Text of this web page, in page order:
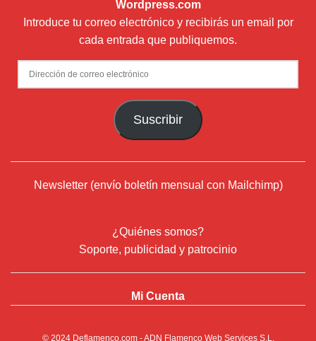
Wordpress.com
Introduce tu correo electrónico y recibirás un email por
cada entrada que publiquemos.
Dirección
de
Suscribir
Newsletter (envío boletín mensual con Mailchimp)
¿Quiénes somos?
Soporte, publicidad y patrocinio
Mi Cuenta
© 2024 Deflamenco.com- ADN Flamenco Web Services S.L.